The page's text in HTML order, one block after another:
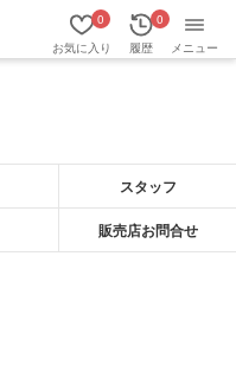
お気に入り
0
履歴
0
メニュー
スタッフ
販売店お問合せ